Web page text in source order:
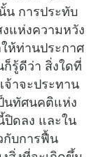
น การประทับ
แห่งความหวัง
ห้ท่านประกาศ
รู้ดีว่า สิ่งใดที่
จ้าจะประทาน
นทัศนคติแห่ง
ปิดลง และใน
กับการฟื้น